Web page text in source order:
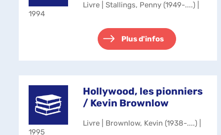
Livre | Stallings, Penny (1949-....) |
1994
Plus d'infos
Hollywood, les pionniers
/ Kevin Brownlow
Livre | Brownlow, Kevin (1938-....) |
1995